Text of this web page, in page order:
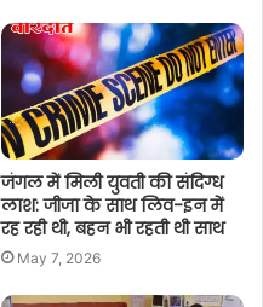
जंगल में मिली युवती की संदिग्ध
लाश: जीजा के साथ लिव-इन में
रह रही थी, बहन भी रहती थी साथ
May 7, 2026